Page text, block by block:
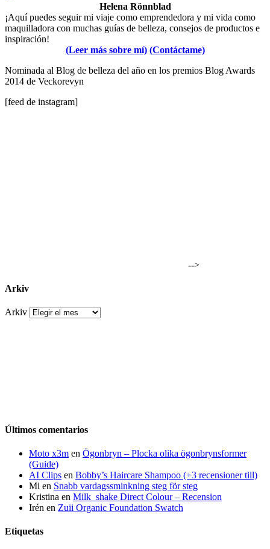
Helena Rönnblad
¡Aquí puedes seguir mi viaje como emprendedora y mi vida como
maquilladora con muchas guías de belleza, consejos de productos e
inspiración!
(Leer más sobre mí) (Contáctame)
Nominada al Blog de belleza del año en los premios Blog Awards
2014 de Veckorevyn
[feed de instagram]
-->
Arkiv
Arkiv
Últimos comentarios
Moto x3m en Ögonbryn – Plocka olika ögonbrynsformer
(Guide)
AI Clips en Bobby’s Haircare Shampoo (+3 recensioner till)
Mi en Snabb vardagssminkning steg för steg
Kristina en Milk_shake Direct Colour – Recension
Irén en Zuii Organic Foundation Swatch
Etiquetas